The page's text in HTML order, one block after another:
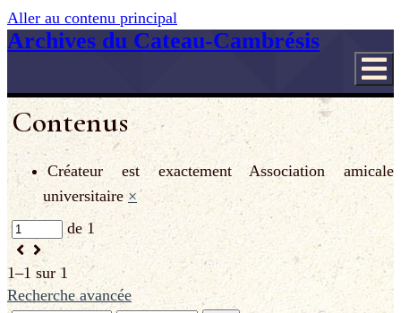
Aller au contenu principal
Archives du Cateau-Cambrésis
Contenus
Créateur est exactement
Association amicale
universitaire ×
de 1
1–1 sur 1
Recherche avancée